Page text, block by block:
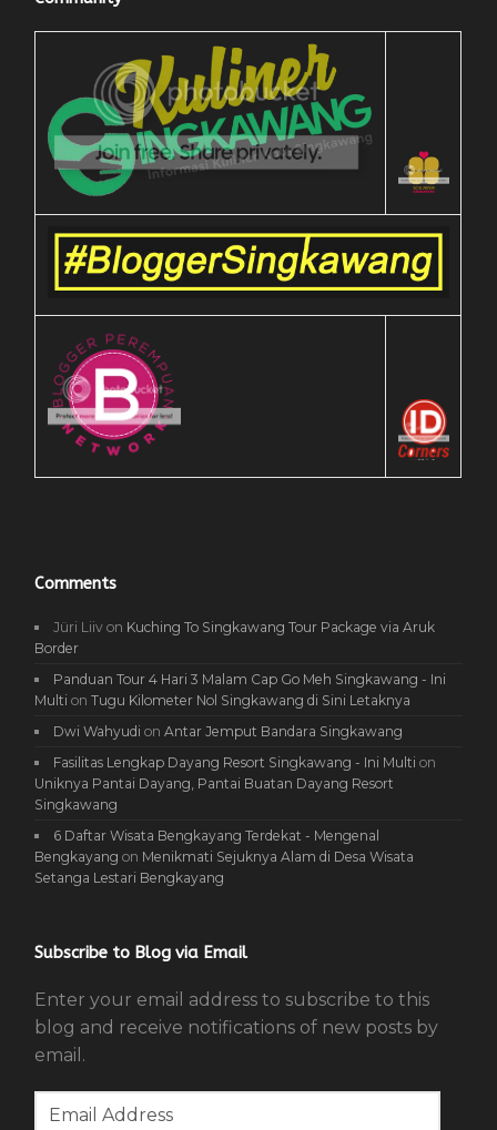
Comments
Jüri Liiv on Kuching To Singkawang Tour Package via Aruk
Border
Panduan Tour 4 Hari 3 Malam Cap Go Meh Singkawang - Ini
Multi onTugu Kilometer Nol Singkawang di Sini Letaknya
Dwi Wahyudi onAntar Jemput Bandara Singkawang
Fasilitas Lengkap Dayang Resort Singkawang - Ini Multi on
Uniknya Pantai Dayang, Pantai Buatan Dayang Resort
Singkawang
6 Daftar Wisata Bengkayang Terdekat - Mengenal
Bengkayang on Menikmati Sejuknya Alam di Desa Wisata
Setanga Lestari Bengkayang
Subscribe to Blog via Email
Enter your email address to subscribe to this
blog and receive notifications of new posts by
email.
Email